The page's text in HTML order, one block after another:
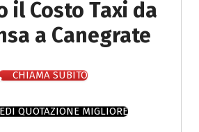
il Costo Taxi da
a Canegrate
CHIAMA SUBITO
QUOTAZIONE MIGLIORE